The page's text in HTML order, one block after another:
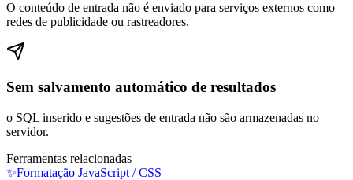
O conteúdo de entrada não é enviado para serviços externos como
redes de publicidade ou rastreadores.
Sem salvamento automático de resultados
o SQL inserido e sugestões de entrada não são armazenadas no
servidor.
Ferramentas relacionadas
✨Formatação JavaScript / CSS